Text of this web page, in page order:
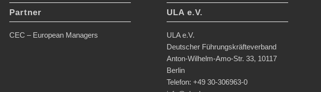
Partner
CEC – European Managers
ULA e.V.
ULA e.V.
Deutscher Führungskräfteverband
Anton-Wilhelm-Amo-Str. 33, 10117
Berlin
Telefon: +49 30-306963-0